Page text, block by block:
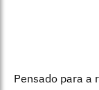
Pensado para a